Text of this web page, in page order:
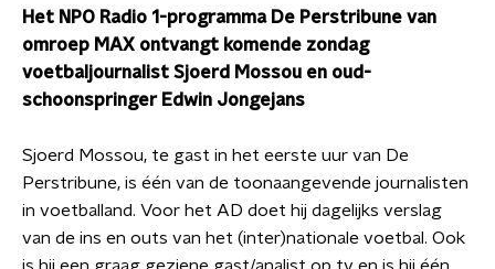
Het NPO Radio 1-programma De Perstribune van
omroep MAX ontvangt komende zondag
voetbaljournalist Sjoerd Mossou en oud-
schoonspringer Edwin Jongejans
Sjoerd Mossou, te gast in het eerste uur van De
Perstribune, is één van de toonaangevende journalisten
in voetballand. Voor het AD doet hij dagelijks verslag
van de ins en outs van het (inter)nationale voetbal. Ook